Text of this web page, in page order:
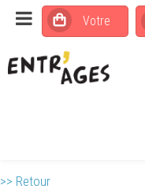
>> Retour